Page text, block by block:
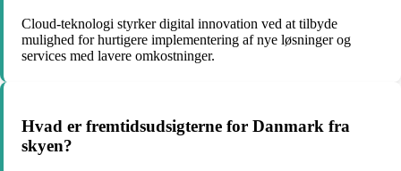
Cloud-teknologi styrker digital innovation ved at tilbyde
mulighed for hurtigere implementering af nye løsninger og
services med lavere omkostninger.
Hvad er fremtidsudsigterne for Danmark fra
skyen?